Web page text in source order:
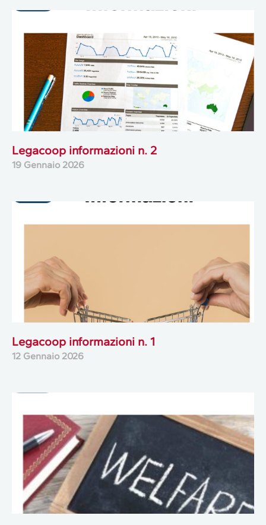
Legacoop informazioni n. 2
19 Gennaio 2026
Legacoop informazioni n. 1
12 Gennaio 2026